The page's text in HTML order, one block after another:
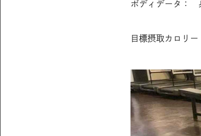
ボディデータ：
目標摂取カロリ